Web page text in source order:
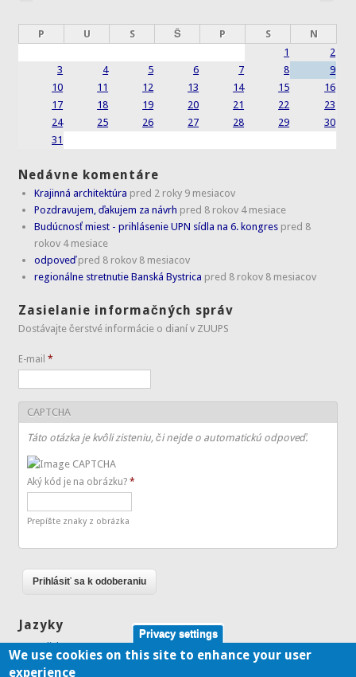
P U S Š P S
N
1
2
3
4 5 6 7 8
9
10
11 12 13 14 15
16
17
18 19 20 21 22
23
24
25 26 27 28 29
30
31
Nedávne komentáre
Krajinná architektúra pred 2 roky 9 mesiacov
Pozdravujem, ďakujem za návrh pred 8 rokov 4 mesiace
Budúcnosť miest - prihlásenie UPN sídla na 6. kongres pred 8
rokov 4 mesiace
odpoveď pred 8 rokov 8 mesiacov
regionálne stretnutie Banská Bystrica pred 8 rokov 8 mesiacov
Zasielanie informačných správ
Dostávajte čerstvé informácie o dianí v ZUUPS
E-mail*
CAPTCHA
Táto otázka je kvôli zisteniu, či nejde o automatickú odpoveď.
Aký kód je na obrázku?*
Prepíšte znaky z obrázka
Jazyky
English
Slovenčina
Privacy settings
We use cookies on this site to enhance your user
experience